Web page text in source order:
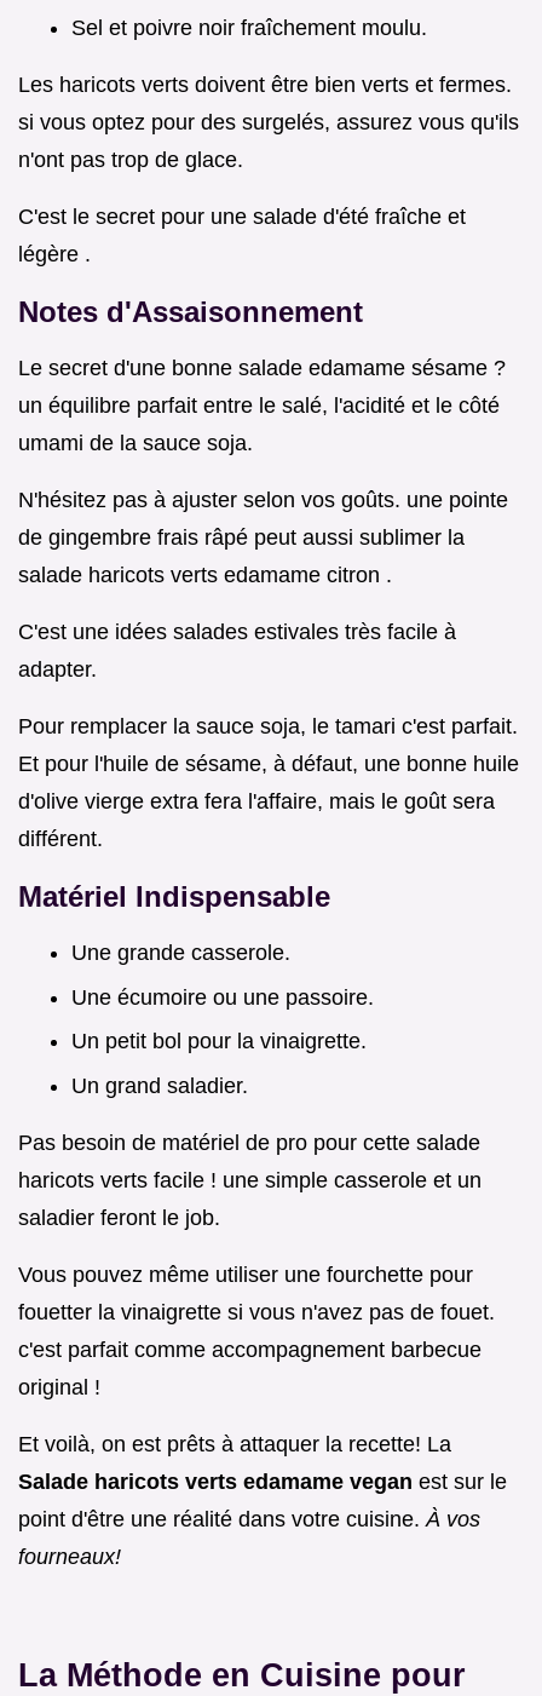
Sel et poivre noir fraîchement moulu.
Les haricots verts doivent être bien verts et fermes.
si vous optez pour des surgelés, assurez vous qu'ils
n'ont pas trop de glace.
C'est le secret pour une salade d'été fraîche et
légère .
Notes d'Assaisonnement
Le secret d'une bonne salade edamame sésame ?
un équilibre parfait entre le salé, l'acidité et le côté
umami de la sauce soja.
N'hésitez pas à ajuster selon vos goûts. une pointe
de gingembre frais râpé peut aussi sublimer la
salade haricots verts edamame citron .
C'est une idées salades estivales très facile à
adapter.
Pour remplacer la sauce soja, le tamari c'est parfait.
Et pour l'huile de sésame, à défaut, une bonne huile
d'olive vierge extra fera l'affaire, mais le goût sera
différent.
Matériel Indispensable
Une grande casserole.
Une écumoire ou une passoire.
Un petit bol pour la vinaigrette.
Un grand saladier.
Pas besoin de matériel de pro pour cette salade
haricots verts facile ! une simple casserole et un
saladier feront le job.
Vous pouvez même utiliser une fourchette pour
fouetter la vinaigrette si vous n'avez pas de fouet.
c'est parfait comme accompagnement barbecue
original !
Et voilà, on est prêts à attaquer la recette! La
Salade haricots verts edamame vegan est sur le
point d'être une réalité dans votre cuisine. À vos
fourneaux!
La Méthode en Cuisine pour